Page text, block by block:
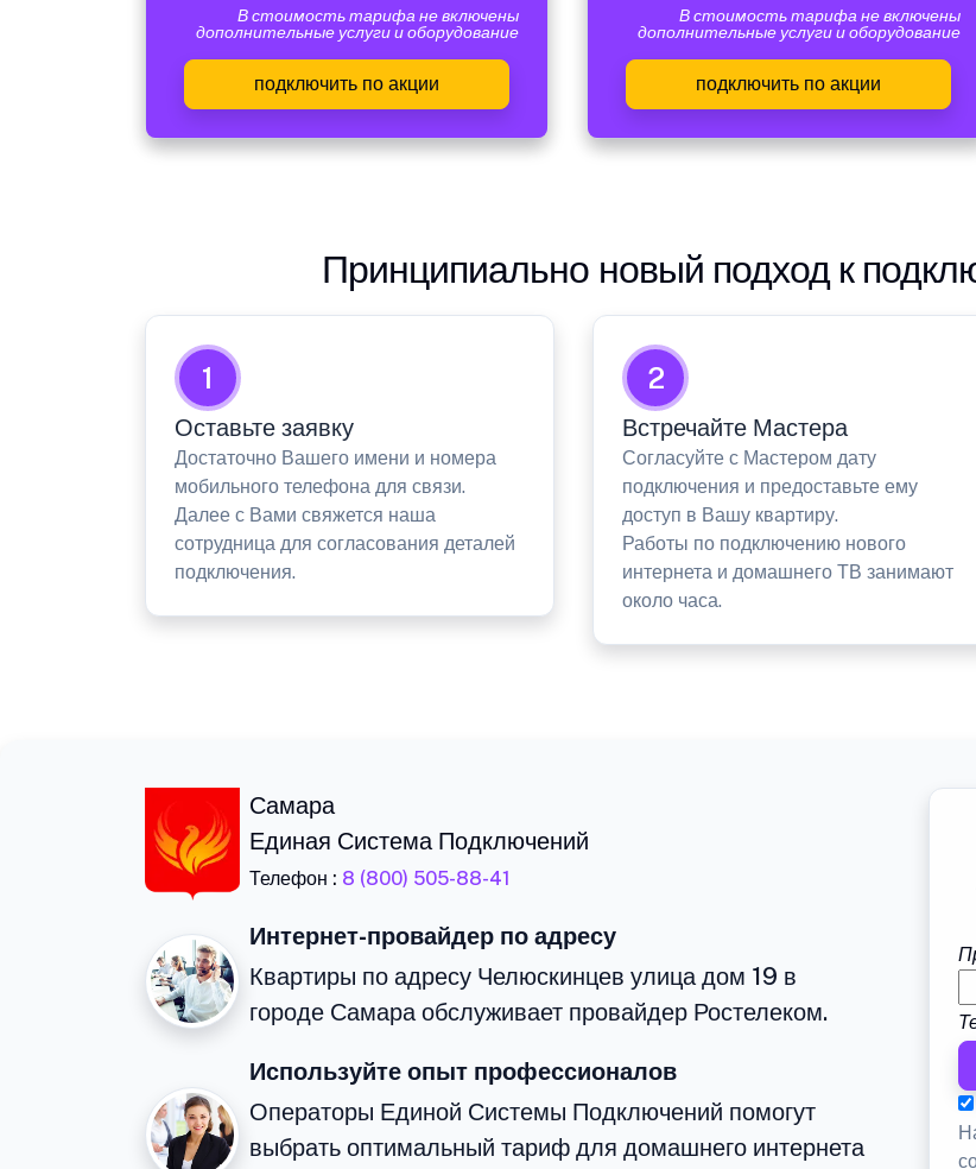
В стоимость тарифа не включены
дополнительные услуги и оборудование
подключить по акции
В стоимость тарифа не включены
дополнительные услуги и оборудование
подключить по акции
Принципиально новый подход к
1
Оставьте заявку
Достаточно Вашего имени и номера
мобильного телефона для связи.
Далее с Вами свяжется наша
сотрудница для согласования деталей
подключения.
2
Встречайте Мастера
Согласуйте с Мастером дату
подключения и предоставьте ему
доступ в Вашу квартиру.
Работы по подключению нового
интернета и домашнего ТВ занимают
около часа.
Самара
Единая Система Подключений
Телефон : 8 (800) 505-88-41
Интернет-провайдер по адресу
Квартиры по адресу Челюскинцев улица дом 19 в
городе Самара обслуживает провайдер Ростелеком.
Используйте опыт профессионалов
Операторы Единой Системы Подключений помогут
выбрать оптимальный тариф для домашнего интернета